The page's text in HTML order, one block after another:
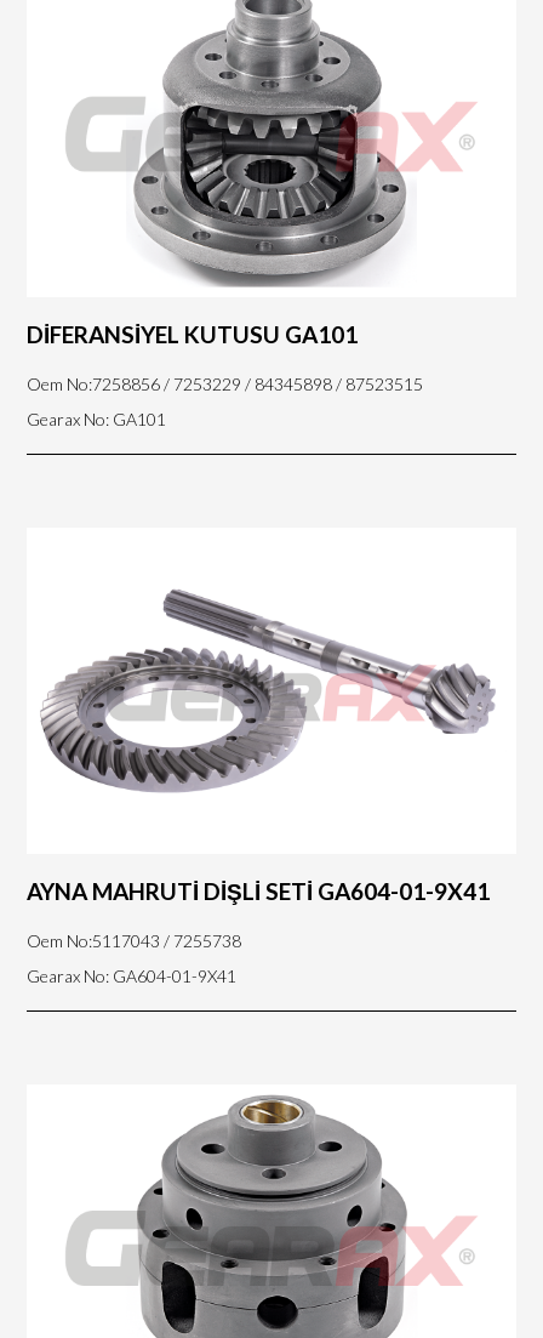
DİFERANSİYEL KUTUSU GA101
Oem No:7258856 / 7253229 / 84345898 / 87523515
Gearax No: GA101
AYNA MAHRUTİ DİŞLİ SETİ GA604-01-9X41
Oem No:5117043 / 7255738
Gearax No: GA604-01-9X41